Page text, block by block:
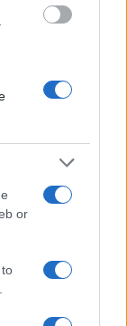
or